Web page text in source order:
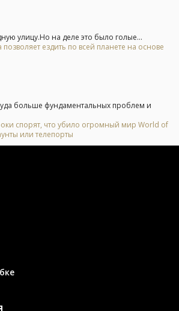
улицу.Но на деле это было голые...
ездить по всей планете на основе
больше фундаментальных проблем и
спорят, что убило огромный мир World of
или телепорты